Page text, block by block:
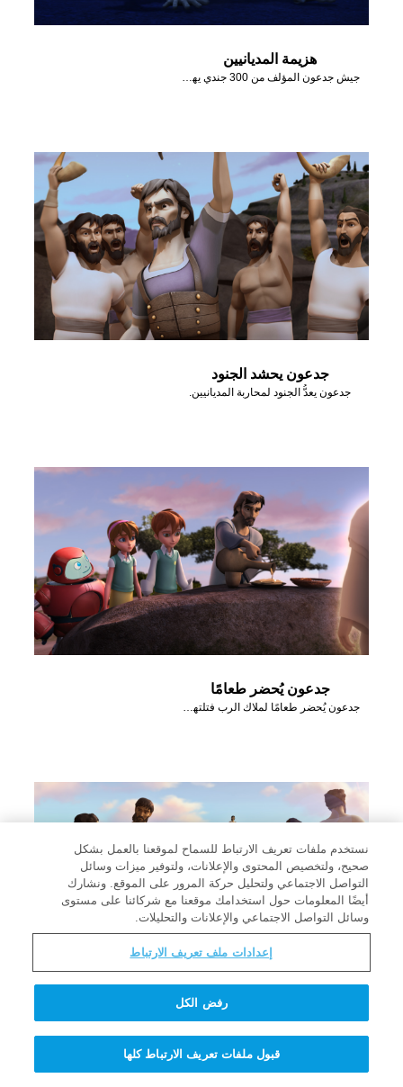
هزيمة المديانيين
جيش جدعون المؤلف من 300 جندي يهزم المديانيين بمساعدة الله.
جدعون يحشد الجنود
جدعون يعدُّ الجنود لمحاربة المديانيين.
جدعون يُحضر طعامًا
جدعون يُحضر طعامًا لملاك الرب فتلتهمه النار.
الجنود الخائفون يُغادرون
جدعون يقول للجنود الخائفين أن يعودوا إلى منازلهم.
نستخدم ملفات تعريف الارتباط للسماح لموقعنا بالعمل بشكل
صحيح، ولتخصيص المحتوى والإعلانات، ولتوفير ميزات وسائل
التواصل الاجتماعي ولتحليل حركة المرور على الموقع. ونشارك
أيضًا المعلومات حول استخدامك موقعنا مع شركائنا على مستوى
وسائل التواصل الاجتماعي والإعلانات والتحليلات.
إعدادات ملف تعريف الارتباط
رفض الكل
قبول ملفات تعريف الارتباط كلها